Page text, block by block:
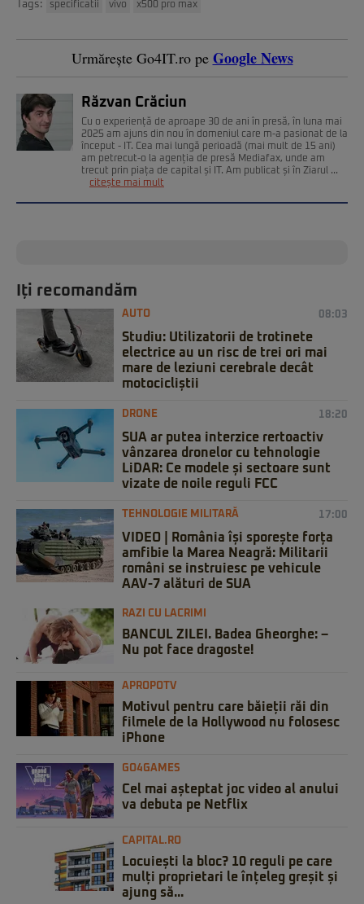
Tags: specificatii vivo x500 pro max
Urmărește Go4IT.ro pe Google News
Răzvan Crăciun
Cu o experiență de aproape 30 de ani în presă, în luna mai
2025 am ajuns din nou în domeniul care m-a pasionat de la
început - IT. Cea mai lungă perioadă (mai mult de 15 ani)
am petrecut-o la agenția de presă Mediafax, unde am
trecut prin piața de capital și IT. Am publicat și în Ziarul ...
citește mai mult
Iți recomandăm
AUTO 08:03
Studiu: Utilizatorii de trotinete
electrice au un risc de trei ori mai
mare de leziuni cerebrale decât
motocicliștii
DRONE 18:20
SUA ar putea interzice rertoactiv
vânzarea dronelor cu tehnologie
LiDAR: Ce modele și sectoare sunt
vizate de noile reguli FCC
TEHNOLOGIE MILITARĂ 17:00
VIDEO | România își sporește forța
amfibie la Marea Neagră: Militarii
români se instruiesc pe vehicule
AAV-7 alături de SUA
RAZI CU LACRIMI
BANCUL ZILEI. Badea Gheorghe: –
Nu pot face dragoste!
APROPOTV
Motivul pentru care băieții răi din
filmele de la Hollywood nu folosesc
iPhone
GO4GAMES
Cel mai așteptat joc video al anului
va debuta pe Netflix
CAPITAL.RO
Locuiești la bloc? 10 reguli pe care
mulți proprietari le înțeleg greșit și
ajung să...